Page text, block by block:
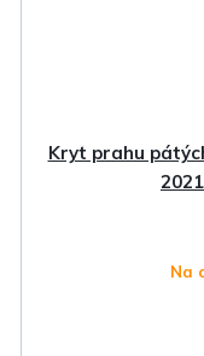
Kryt prahu
Na